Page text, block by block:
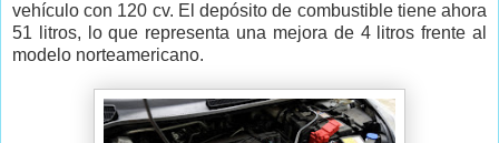
vehículo con 120 cv. El depósito de combustible tiene ahora
51 litros, lo que representa una mejora de 4 litros frente al
modelo norteamericano.